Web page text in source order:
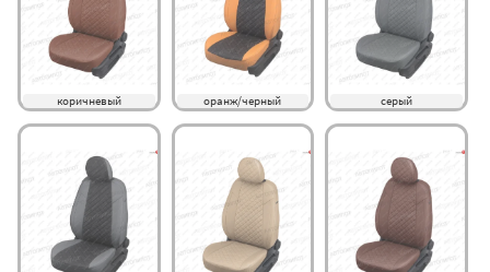
коричневый оранж/черный серый